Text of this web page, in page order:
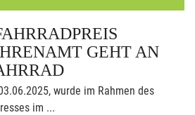
GEHT AN
wurde im Rahmen des
im ...